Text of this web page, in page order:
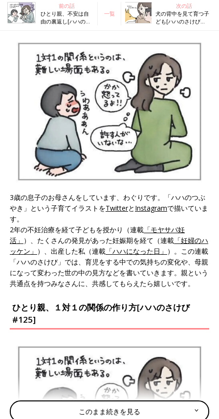
前の話
ひとり親、不安は自
由の裏返し[ハハのさ
一覧
次の話
犬の背中を見て育つ子
ども[ハハのさけび
3歳の息子のお母さんをしています、わぐりです。「ハハのつぶ
やき」という子育てイラストをTwitterと Instagramで描いていま
す。
2年の不妊治療を経て子どもを授かり（連載 「モヤサバ妊
活」 ）、たくさんの発見があった妊娠期を経て（連載 「妊婦のハ
ッケン」 ）、出産した私（連載 「ハハになった日」 ）。この連載
「ハハのさけび」では、育児をする中での気持ちの変化や、母親
になって変わった世の中の見方などを書いていきます。親という
共通点を持つみなさんに、共感してもらえたら嬉しいです。
ひとり親、１対１の関係の作り方[ハハのさけび
#125]
このまま続きを見る